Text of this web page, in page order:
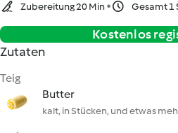
Zubereitung 20 Min Gesamt 1
Kostenlos
Zutaten
Teig
Butter
kalt, in Stücken, und etwas